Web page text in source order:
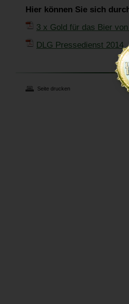
Hier können Sie sich
3 x Gold für das Bier
DLG Pressedienst 2014
Seite drucken